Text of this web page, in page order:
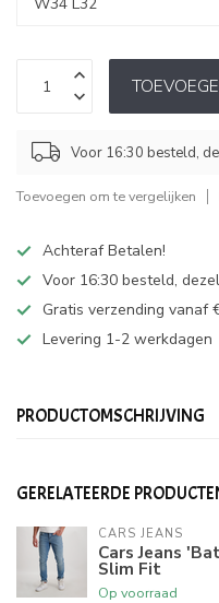
Voor 16:30 besteld,
Toevoegen om te vergelijken
Achteraf Betalen!
Voor 16:30 besteld,
Gratis verzending vanaf
Levering 1-2 werkdagen
PRODUCTOMSCHRIJVING
GERELATEERDE
CARS JEANS
Cars Jeans
Slim Fit
Op voorraad